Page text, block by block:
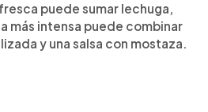
puede sumar lechuga,
más intensa puede combinar
y una salsa con mostaza.